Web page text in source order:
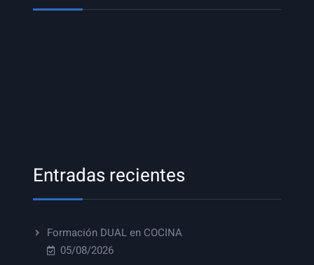
Entradas recientes
Formación DUAL en COCINA
05/08/2026